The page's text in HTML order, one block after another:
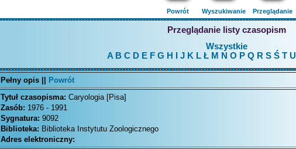
Powrót Wyszukiwanie Przeglądanie
Przeglądanie listy czasopism
Wszystkie
A B C D EFG H J K L Ł M N O P Q R S Ś T U
Pełny opis ||
Powrót
Tytuł czasopisma: Caryologia [Pisa]
Zasób: 1976 - 1991
Sygnatura: 9092
Biblioteka: Biblioteka Instytutu Zoologicznego
Adres elektroniczny: